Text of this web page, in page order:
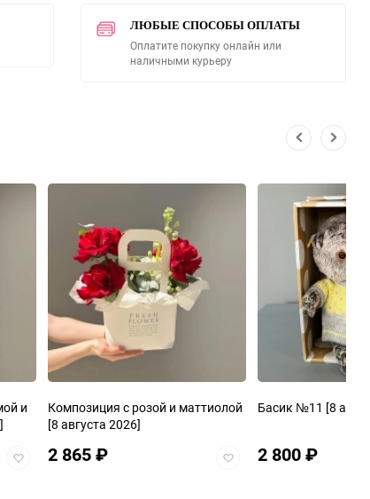
ЛЮБЫЕ СПОСОБЫ ОПЛАТЫ
Оплатите покупку онлайн или
наличными курьеру
и
Добавить
Композиция с розой и маттиолой
[8 августа 2026]
2 865₽
Добавить
Басик №11 [8
2 800₽